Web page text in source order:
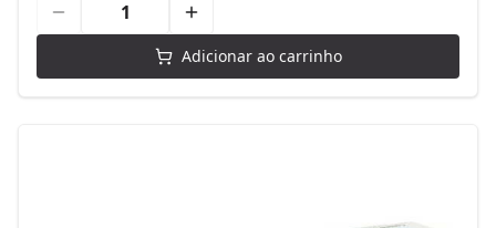
Adicionar ao carrinho